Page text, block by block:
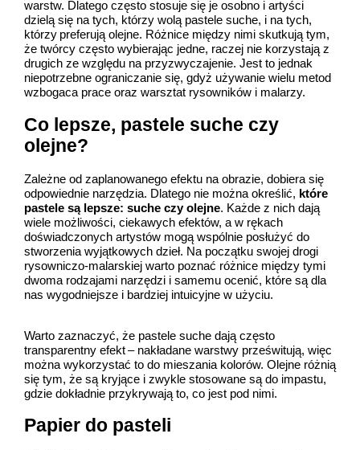
warstw. Dlatego często stosuje się je osobno i artyści
dzielą się na tych, którzy wolą pastele suche, i na tych,
którzy preferują olejne. Różnice między nimi skutkują tym,
że twórcy często wybierając jedne, raczej nie korzystają z
drugich ze względu na przyzwyczajenie. Jest to jednak
niepotrzebne ograniczanie się, gdyż używanie wielu metod
wzbogaca prace oraz warsztat rysowników i malarzy.
Co lepsze, pastele suche czy
olejne?
Zależne od zaplanowanego efektu na obrazie, dobiera się
odpowiednie narzędzia. Dlatego nie można określić, które
pastele są lepsze: suche czy olejne. Każde z nich dają
wiele możliwości, ciekawych efektów, a w rękach
doświadczonych artystów mogą wspólnie posłużyć do
stworzenia wyjątkowych dzieł. Na początku swojej drogi
rysowniczo-malarskiej warto poznać różnice między tymi
dwoma rodzajami narzędzi i samemu ocenić, które są dla
nas wygodniejsze i bardziej intuicyjne w użyciu.
Warto zaznaczyć, że pastele suche dają często
transparentny efekt – nakładane warstwy prześwitują, więc
można wykorzystać to do mieszania kolorów. Olejne różnią
się tym, że są kryjące i zwykle stosowane są do impastu,
gdzie dokładnie przykrywają to, co jest pod nimi.
Papier do pasteli